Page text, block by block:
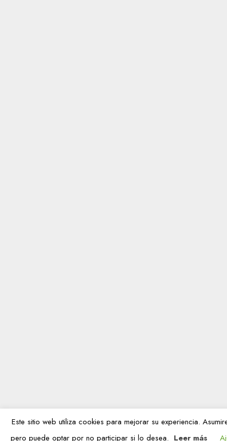
Este sitio web utiliza cookies para mejorar su experiencia.
pero puede optar por no participar si lo desea. Leer más